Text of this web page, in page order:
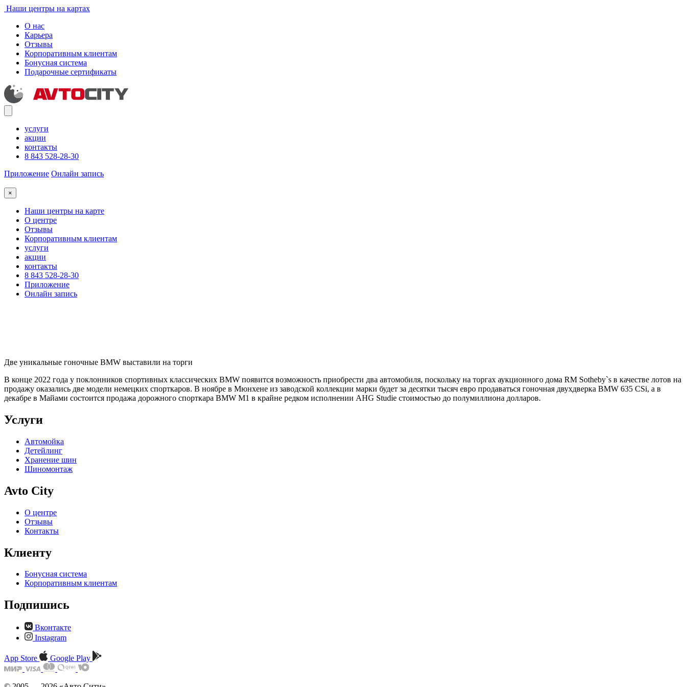
Наши центры на картах
О нас
Карьера
Отзывы
Корпоративным клиентам
Бонусная система
Подарочные сертификаты
услуги
акции
контакты
8 843 528-28-30
Приложение Онлайн запись
×
Наши центры на карте
О центре
Отзывы
Корпоративным клиентам
услуги
акции
контакты
8 843 528-28-30
Приложение
Онлайн запись
Две уникальные гоночные BMW выставили на торги
В конце 2022 года у поклонников спортивных классических BMW появится возможность приобрести два автомобиля, поскольку на торгах аукционного дома RM Sotheby`s в качестве лотов на
продажу оказались две модели немецких спорткаров. В ноябре в Мюнхене из заводской коллекции марки будет за десятки тысяч евро продаваться гоночная двухдверка BMW 635 CSi, а в
декабре в Майами состоится продажа дорожного спорткара BMW M1 в крайне редком исполнении AHG Studie стоимостью до полумиллиона долларов.
Услуги
Автомойка
Детейлинг
Хранение шин
Шиномонтаж
Avto City
О центре
Отзывы
Контакты
Клиенту
Бонусная система
Корпоративным клиентам
Подпишись
Вконтакте
Instagram
App Store Google Play